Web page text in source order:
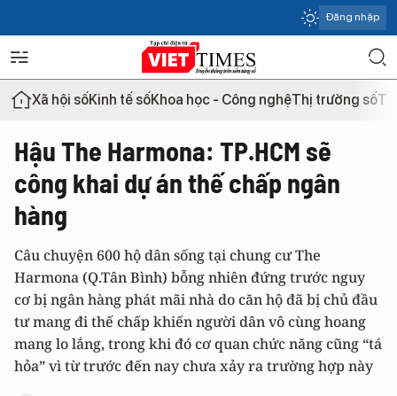
Đăng nhập
Xã hội sốKinh tế sốKhoa học - Công nghệThị trường số
Hậu The Harmona: TP.HCM sẽ
công khai dự án thế chấp ngân
hàng
Câu chuyện 600 hộ dân sống tại chung cư The
Harmona (Q.Tân Bình) bỗng nhiên đứng trước nguy
cơ bị ngân hàng phát mãi nhà do căn hộ đã bị chủ đầu
tư mang đi thế chấp khiến người dân vô cùng hoang
mang lo lắng, trong khi đó cơ quan chức năng cũng “tá
hỏa” vì từ trước đến nay chưa xảy ra trường hợp này